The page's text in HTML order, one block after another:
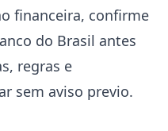
financeira, confirme
do Brasil antes
regras e
sem aviso previo.